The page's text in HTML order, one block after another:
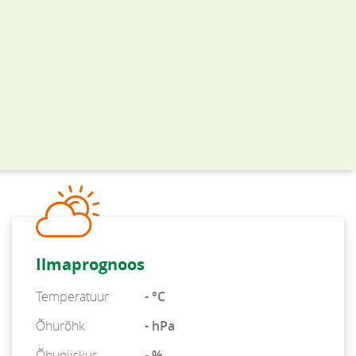
Ilmaprognoos
Temperatuur
- °C
Õhurõhk
- hPa